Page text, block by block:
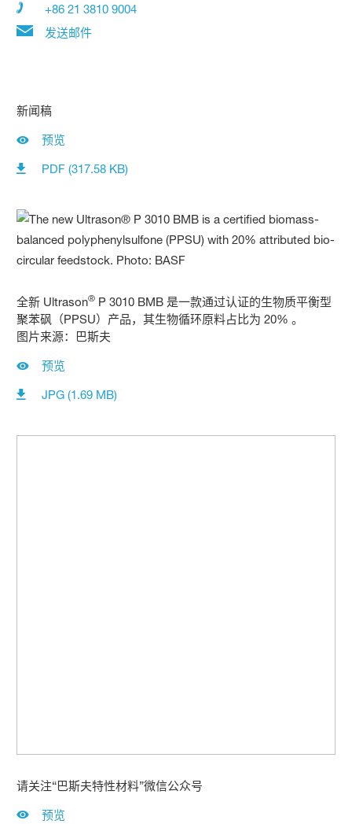
+86 21 3810 9004
发送邮件
新闻稿
预览
PDF (317.58 KB)
全新 Ultrason® P 3010 BMB 是一款通过认证的生物质平衡型
聚苯砜（PPSU）产品，其生物循环原料占比为 20% 。
图片来源：巴斯夫
预览
JPG (1.69 MB)
请关注“巴斯夫特性材料”微信公众号
预览